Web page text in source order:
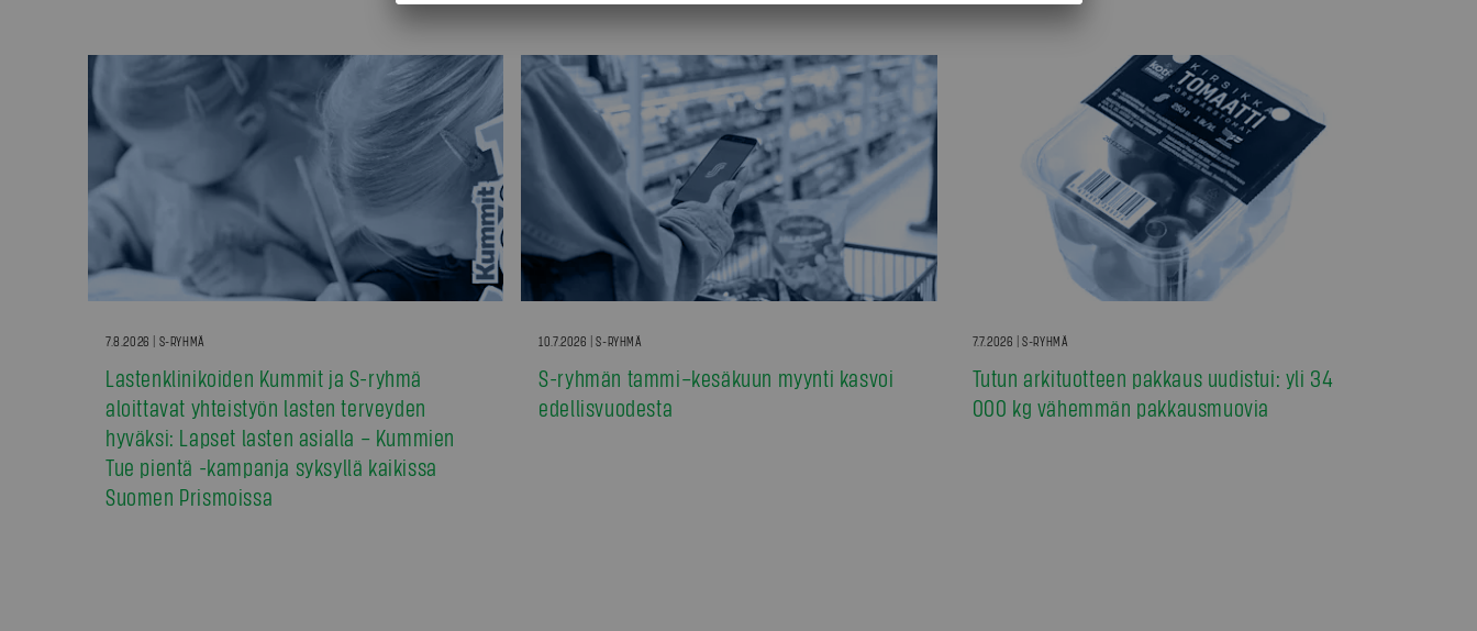
7.8.2026 | S-RYHMÄ
Lastenklinikoiden Kummit ja S-ryhmä
aloittavat yhteistyön lasten terveyden
hyväksi: Lapset lasten asialla – Kummien
Tue pientä -kampanja syksyllä kaikissa
Suomen Prismoissa
10.7.2026 | S-RYHMÄ
S-ryhmän tammi–kesäkuun myynti kasvoi
edellisvuodesta
7.7.2026 | S-RYHMÄ
Tutun arkituotteen pakkaus uudistui: yli 34
000 kg vähemmän pakkausmuovia